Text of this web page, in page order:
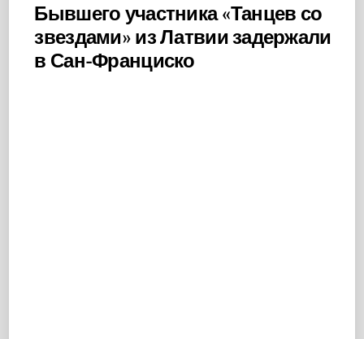
Бывшего участника «Танцев со
звездами» из Латвии задержали
в Сан-Франциско